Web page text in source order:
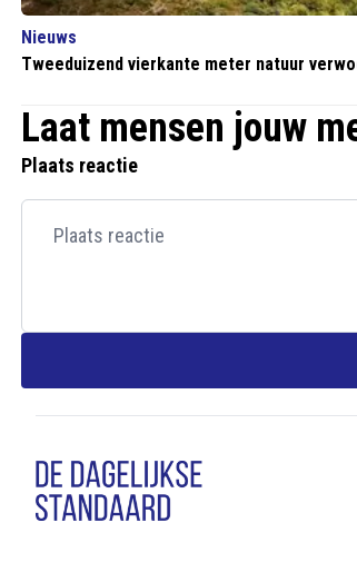
Nieuws
Tweeduizend vierkante meter natuur
Laat mensen jouw
Plaats reactie